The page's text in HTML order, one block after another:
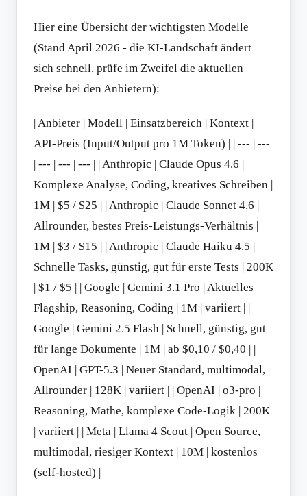
Hier eine Übersicht der wichtigsten Modelle
(Stand April 2026 - die KI-Landschaft ändert
sich schnell, prüfe im Zweifel die aktuellen
Preise bei den Anbietern):
| Anbieter | Modell | Einsatzbereich | Kontext |
API-Preis (Input/Output pro 1M Token) | | --- | ---
| --- | --- | --- | | Anthropic | Claude Opus 4.6 |
Komplexe Analyse, Coding, kreatives Schreiben |
1M | $5 / $25 | | Anthropic | Claude Sonnet 4.6 |
Allrounder, bestes Preis-Leistungs-Verhältnis |
1M | $3 / $15 | | Anthropic | Claude Haiku 4.5 |
Schnelle Tasks, günstig, gut für erste Tests | 200K
| $1 / $5 | | Google | Gemini 3.1 Pro | Aktuelles
Flagship, Reasoning, Coding | 1M | variiert | |
Google | Gemini 2.5 Flash | Schnell, günstig, gut
für lange Dokumente | 1M | ab $0,10 / $0,40 | |
OpenAI | GPT-5.3 | Neuer Standard, multimodal,
Allrounder | 128K | variiert | | OpenAI | o3-pro |
Reasoning, Mathe, komplexe Code-Logik | 200K
| variiert | | Meta | Llama 4 Scout | Open Source,
multimodal, riesiger Kontext | 10M | kostenlos
(self-hosted) |